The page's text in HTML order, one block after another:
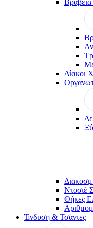
Δίσκοι
Ντοσιέ
Θήκες
Ένδυση & Τσάντες